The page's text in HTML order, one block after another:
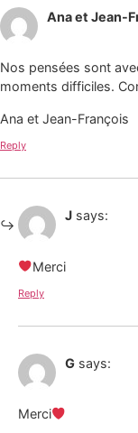
Ana et Jean-
Nos pensées sont
moments difficiles.
Ana et Jean-François
Reply
J says:
Merci
Reply
G says:
Merci